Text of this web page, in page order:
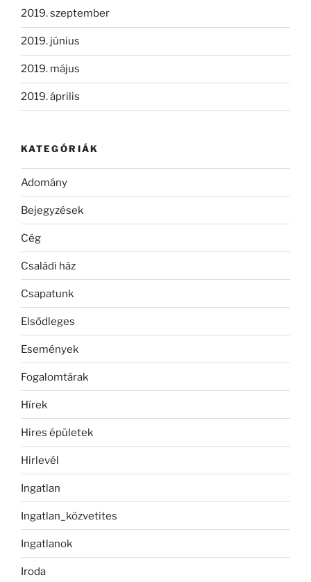
2019. szeptember
2019. június
2019. május
2019. április
KATEGÓRIÁK
Adomány
Bejegyzések
Cég
Családi ház
Csapatunk
Elsődleges
Események
Fogalomtárak
Hírek
Hires épületek
Hirlevél
Ingatlan
Ingatlan_közvetites
Ingatlanok
Iroda